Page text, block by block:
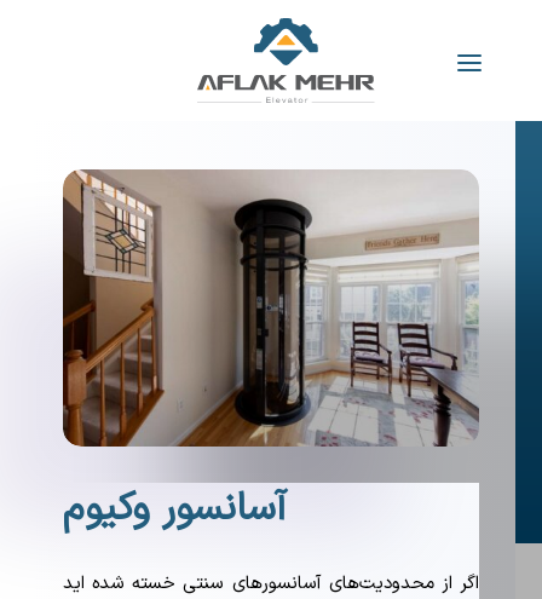
آسانسور وکیوم
اگر از محدودیت‌های آسانسورهای سنتی خسته شده اید